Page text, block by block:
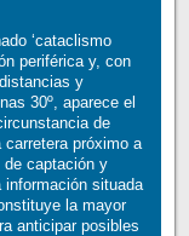
‘cataclismo
periférica y, con
y
30º, aparece el
de
carretera próximo a
de captación y
situada
la mayor
anticipar posibles